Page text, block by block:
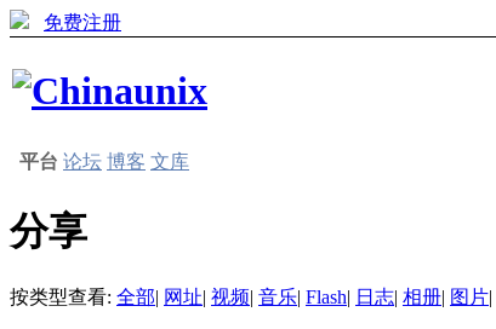
免费注册
平台 论坛 博客 文库
分享
按类型查看: 全部| 网址| 视频| 音乐| Flash| 日志| 相册| 图片|